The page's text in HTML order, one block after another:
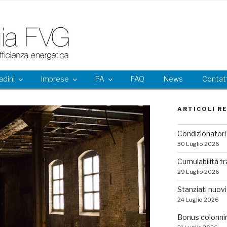
Imprese PA FAQ News
ARTICOLI
Condizionatori
30 Luglio 2026
Cumulabilità
29 Luglio 2026
Stanziati
24 Luglio 2026
Bonus